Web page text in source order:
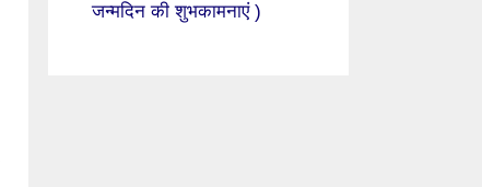
जन्मदिन की शुभकामनाएं )